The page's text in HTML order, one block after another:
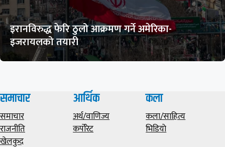
इरानविरुद्ध फेरि ठुलो आक्रमण गर्ने अमेरिका-
इजरायलको तयारी
समाचार
समाचार
राजनीति
खेलकुद
आर्थिक
अर्थ/वाणिज्य
कर्पोरेट
कला
कला/साहित्य
भिडियाे